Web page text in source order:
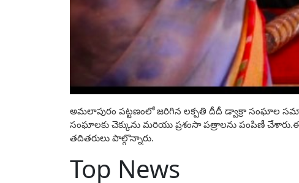
అమలాపురం పట్టణంలో జరిగిన లక్పతి దీదీ డ్వాక్రా సంఘాల
సంఘాలకు చెక్కును మరియు ప్రశంసా పత్రాలను పంపిణీ
తదితరులు పాల్గొన్నారు.
Top News